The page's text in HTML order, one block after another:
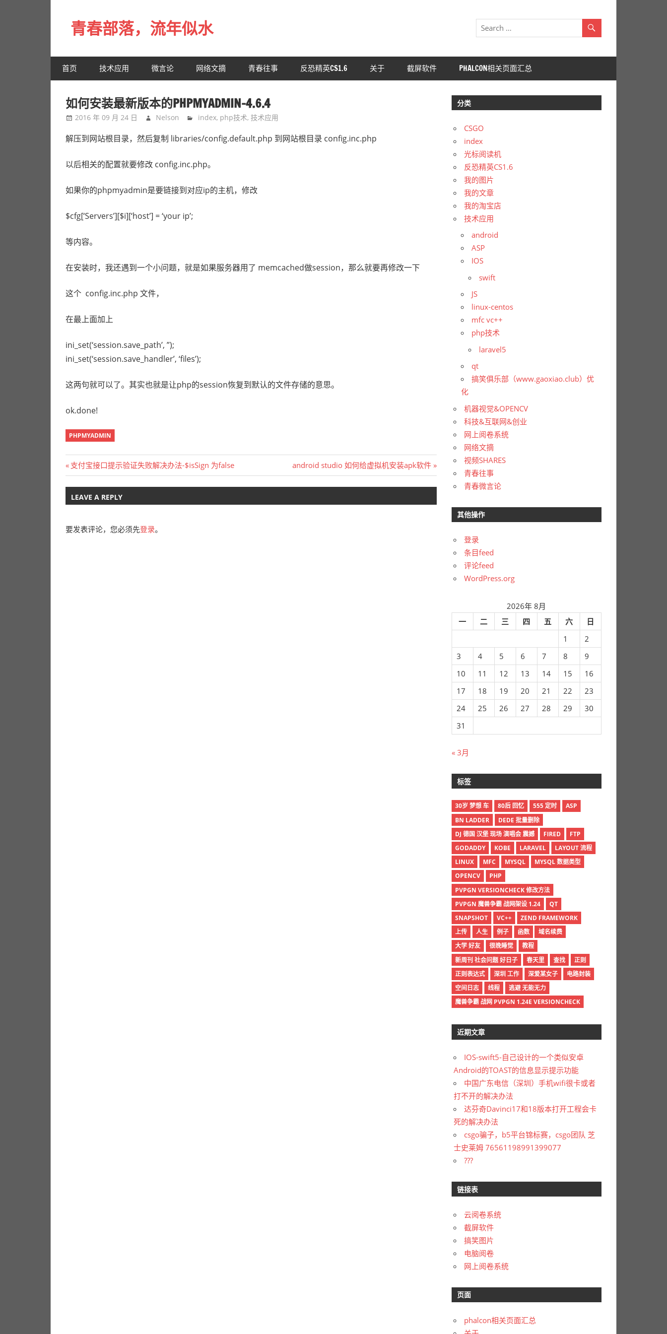
content青春部落，流年似水
春
是
一
场
远
行，
总
不
来
的
首页 技术应用 微言论 网络文摘 青春往事 反恐精英CS1.6 关于 截屏软件 PHALCON相关页面汇总
如何安装最新版本的PHPMYADMIN-4.6.4
2016 年 09 月 24 日 Nelson index, php技术, 技术应用
解压到网站根目录，然后复制 libraries/config.default.php 到网站根目录 config.inc.php
以后相关的配置就要修改 config.inc.php。
如果你的phpmyadmin是要链接到对应ip的主机，修改
$cfg[‘Servers’][$i][‘host’] = ‘your ip’;
等内容。
在安装时，我还遇到一个小问题，就是如果服务器用了 memcached做session，那么就要再修改一下
这个 config.inc.php 文件，
在最上面加上
ini_set(‘session.save_path’, ”);
ini_set(‘session.save_handler’, ‘files’);
这两句就可以了。其实也就是让php的session恢复到默认的文件存储的意思。
ok.done!
PHPMYADMIN
文
章
导
航
Previous
Post:
支付宝接口提示验证失败解决办法-$isSign 为false
Next
Post:
android studio 如何给虚拟机安装apk软件
LEAVE A REPLY
要发表评论，您必须先登录。
分类
CSGO
index
光标阅读机
反恐精英CS1.6
我的图片
我的文章
我的淘宝店
技术应用
android
ASP
IOS
swift
JS
linux-centos
mfc vc++
php技术
laravel5
qt
搞笑俱乐部（www.gaoxiao.club）优
化
机器视觉&OPENCV
科技&互联网&创业
网上阅卷系统
网络文摘
视频SHARES
青春往事
青春微言论
其他操作
登录
条目feed
评论feed
WordPress.org
2026年 8月
一
二 三 四 五 六
日
1
2
3
4 5 6 7 8
9
10
11 12 13 14 15
16
17
18 19 20 21 22
23
24
25 26 27 28 29
30
31
« 3月
标签
30岁 梦想 车 80后 回忆 555 定时
ASP
BN LADDER
DEDE 批量删除
DJ 德国 汉堡 现场 演唱会 震撼
FIRED
FTP
GODADDY
KOBE LARAVEL
LAYOUT 流程
LINUX
MFC MYSQL
MYSQL 数据类型
OPENCV
PHP
PVPGN VERSIONCHECK 修改方法
PVPGN 魔兽争霸 战网架设 1.24
QT
SNAPSHOT
VC++
ZEND FRAMEWORK
上传
人生 例子 函数
域名续费
大学 好友
很晚睡觉
教程
新周刊 社会问题 好日子
春天里 查找
正则
正则表达式
深圳 工作 深爱某女子
电路封装
空间日志
线程
逃避 无能无力
魔兽争霸 战网 PVPGN 1.24E VERSIONCHECK
近期文章
IOS-swift5-自己设计的一个类似安卓
Android的TOAST的信息显示提示功能
中国广东电信（深圳）手机wifi很卡或者
打不开的解决办法
达芬奇Davinci17和18版本打开工程会卡
死的解决办法
csgo骗子，b5平台锦标赛，csgo团队 芝
士史莱姆 76561198991399077
???
链接表
云阅卷系统
截屏软件
搞笑图片
电脑阅卷
网上阅卷系统
页面
phalcon相关页面汇总